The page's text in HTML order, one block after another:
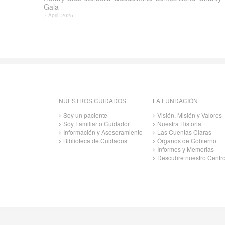
Gala
7 April, 2025
NUESTROS CUIDADOS
Soy un paciente
Soy Familiar o Cuidador
Información y Asesoramiento
Biblioteca de Cuidados
LA FUNDACIÓN
Visión, Misión y Valores
Nuestra Historia
Las Cuentas Claras
Órganos de Gobierno
Informes y Memorias
Descubre nuestro